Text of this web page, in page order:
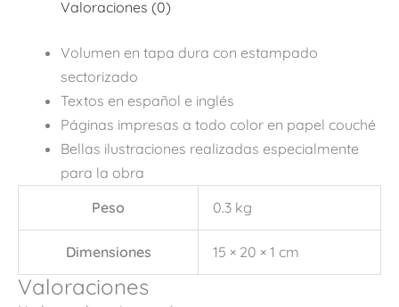
Valoraciones (0)
Volumen en tapa dura con estampado
sectorizado
Textos en español e inglés
Páginas impresas a todo color en papel couché
Bellas ilustraciones realizadas especialmente
para la obra
Peso
0.3 kg
Dimensiones 15 × 20 × 1 cm
Valoraciones